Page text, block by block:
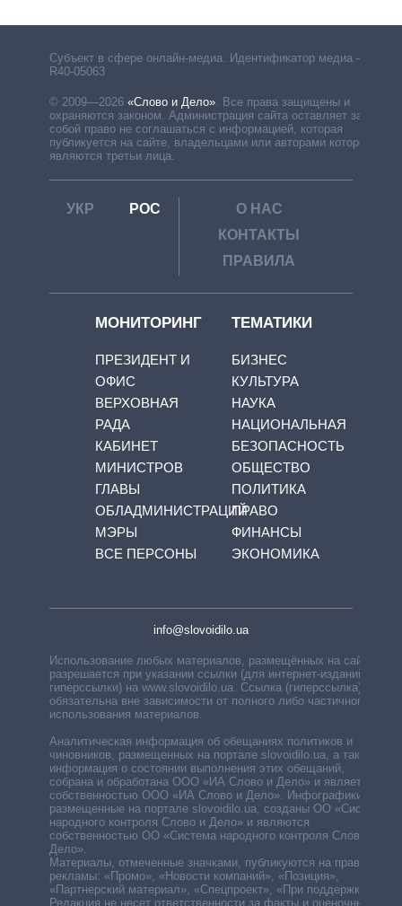
Субъект в сфере онлайн-медиа. Идентификатор медиа –
R40-05063
© 2009—2026 «Слово и Дело» Все права защищены и
охраняются законом. Администрация сайта оставляет за
собой право не соглашаться с информацией, которая
публикуется на сайте, владельцами или авторами которой
являются третьи лица.
УКР РОС
О НАС
КОНТАКТЫ
ПРАВИЛА
МОНИТОРИНГ
ПРЕЗИДЕНТ И
ОФИС
ВЕРХОВНАЯ
РАДА
КАБИНЕТ
МИНИСТРОВ
ГЛАВЫ
ОБЛАДМИНИСТРАЦИЙ
МЭРЫ
ВСЕ ПЕРСОНЫ
ТЕМАТИКИ
БИЗНЕС
КУЛЬТУРА
НАУКА
НАЦИОНАЛЬНАЯ
БЕЗОПАСНОСТЬ
ОБЩЕСТВО
ПОЛИТИКА
ПРАВО
ФИНАНСЫ
ЭКОНОМИКА
info@slovoidilo.ua
Использование любых материалов, размещённых на сайте,
разрешается при указании ссылки (для интернет-изданий —
гиперссылки) на www.slovoidilo.ua. Ссылка (гиперссылка)
обязательна вне зависимости от полного либо частичного
использования материалов.
Аналитическая информация об обещаниях политиков и
чиновников, размещенных на портале slovoidilo.ua, а также
информация о состоянии выполнения этих обещаний,
собрана и обработана ООО «ИА Слово и Дело» и является
собственностью ООО «ИА Слово и Дело». Инфографики,
размещенные на портале slovoidilo.ua, созданы ОО «Система
народного контроля Слово и Дело» и являются
собственностью ОО «Система народного контроля Слово и
Дело».
Материалы, отмеченные значками, публикуются на правах
рекламы: «Промо», «Новости компаний», «Позиция»,
«Партнерский материал», «Спецпроект», «При поддержке».
Редакция не несет ответственности за факты и оценочные